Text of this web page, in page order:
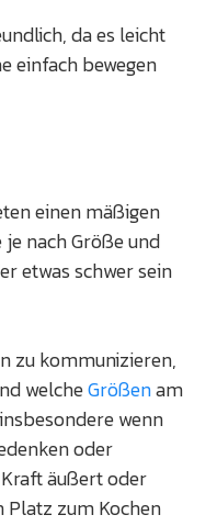
da es leicht
einfach bewegen
einen mäßigen
nach Größe und
etwas schwer sein
zu kommunizieren,
welcheGrößenam
wenn
oder
äußert oder
zum Kochen